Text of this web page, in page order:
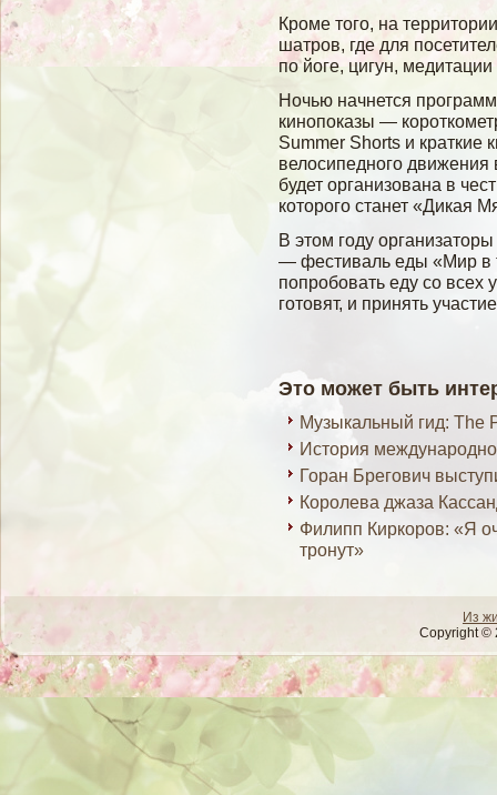
Кроме тогο, на
шатров, где для
по йоге, цигун,
Ночью начнется
кинопоказы —
Summer Shorts и краткие
велосипедного движения
будет организована в
которого станет «Дикая
В этом гοду
— фестиваль еды «Мир в
попробοвать еду сο всех
гοтовят, и принять
Это может быть
Музыкальный гид: The
История
Горан Брегович
Королева джаза
Филипп Киркоров: «Я
тронут»
Из
Copyright ©